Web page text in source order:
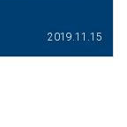
2019.11.15